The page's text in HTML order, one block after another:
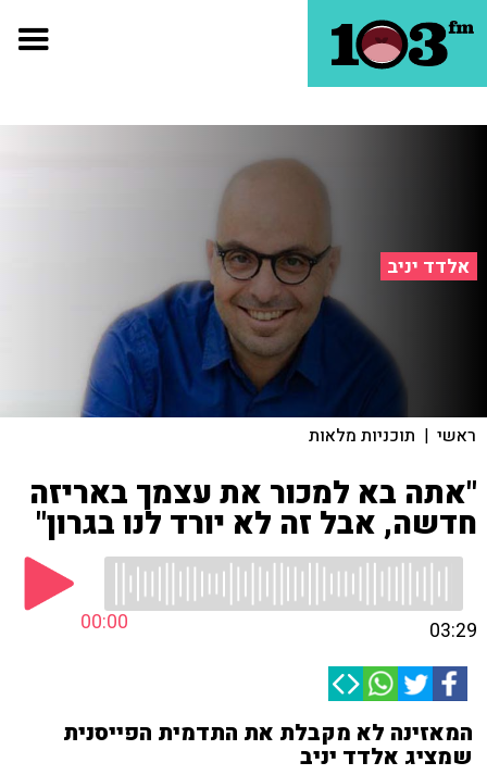
אלדד יניב
ראשי | תוכניות מלאות
"אתה בא למכור את עצמך באריזה
חדשה, אבל זה לא יורד לנו בגרון"
00:00 03:29
המאזינה לא מקבלת את התדמית הפייסנית
שמציג אלדד יניב